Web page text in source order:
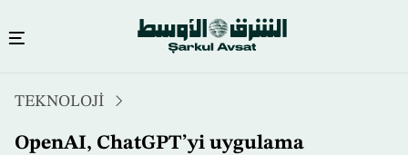
atla
TEKNOLOJİ
OpenAI, ChatGPT’yi uygulama